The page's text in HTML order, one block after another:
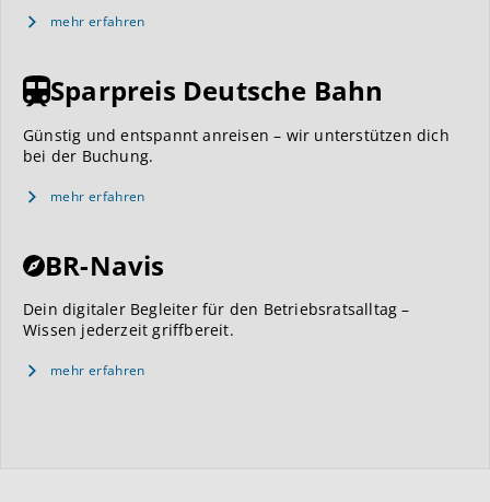
mehr erfahren
Sparpreis Deutsche Bahn
Günstig und entspannt anreisen – wir unterstützen dich
bei der Buchung.
mehr erfahren
BR-Navis
Dein digitaler Begleiter für den Betriebsratsalltag –
Wissen jederzeit griffbereit.
mehr erfahren